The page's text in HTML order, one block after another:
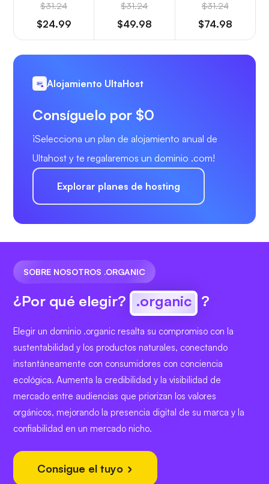
$31.24
$24.99
$31.24
$49.98
$31.24
$74.98
Alojamiento UltaHost
Consíguelo por $0
¡Selecciona un plan de alojamiento anual de
Ultahost y te regalaremos un dominio .com!
Explorar planes de hosting
SOBRE NOSOTROS .ORGANIC
¿Por qué elegir? .organic ?
Elegir un dominio .organic resalta su compromiso con la
sustentabilidad y los productos naturales, conectando
instantáneamente con consumidores con conciencia
ecológica. Aumenta la credibilidad y la visibilidad de
mercado entre audiencias que priorizan los valores
orgánicos, mejorando la presencia digital de su marca y la
confiabilidad en un mercado nicho.
Consigue el tuyo